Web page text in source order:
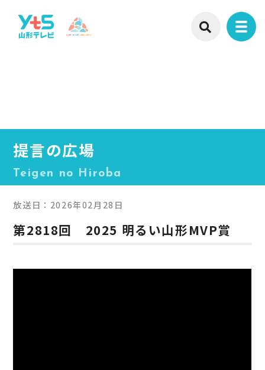
提言の広場
Teigen no Hiroba
放送日：2026年02月28日
第2818回 2025 明るい山形MVP賞